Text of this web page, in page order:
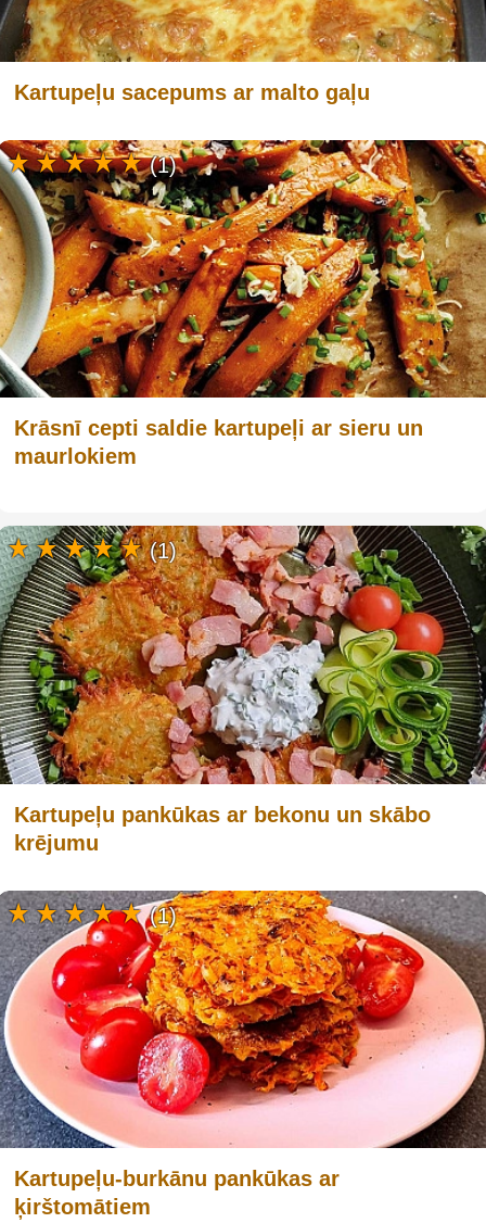
Kartupeļu sacepums ar malto gaļu
Krāsnī cepti saldie kartupeļi ar sieru un
maurlokiem
(1)
Kartupeļu pankūkas ar bekonu un skābo
krējumu
(1)
Kartupeļu-burkānu pankūkas ar
ķirštomātiem
(1)